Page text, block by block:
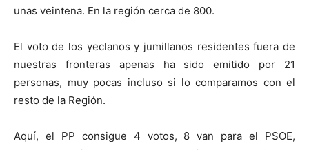
unas veintena. En la región cerca de 800.
El voto de los yeclanos y jumillanos residentes fuera de
nuestras fronteras apenas ha sido emitido por 21
personas, muy pocas incluso si lo comparamos con el
resto de la Región.
Aquí, el PP consigue 4 votos, 8 van para el PSOE,